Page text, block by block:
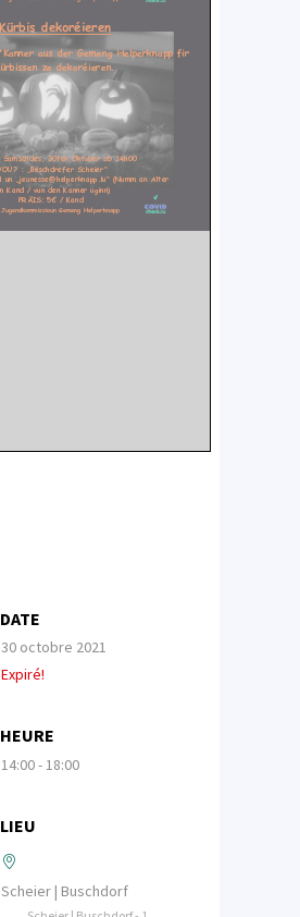
DATE
30 octobre 2021
Expiré!
HEURE
14:00 - 18:00
LIEU
Scheier | Buschdorf